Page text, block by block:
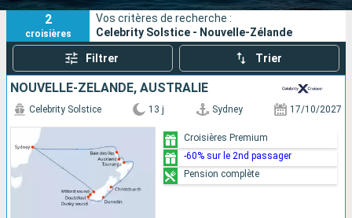
Rechercher
2
croisières
Vos critères de recherche :
Celebrity Solstice - Nouvelle-Zélande
Filtrer Trier
NOUVELLE-ZÉLANDE, AUSTRALIE
Celebrity Solstice 13 j Sydney 17/10/2027
Croisières Premium
-60% sur le 2nd passager
Pension complète